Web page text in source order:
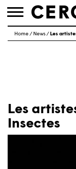
Toggle
Home/ News/ Les
Les
Insectes